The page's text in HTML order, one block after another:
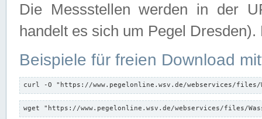
Die Messstellen werden in der
handelt es sich um Pegel
Beispiele für freien Download
curl -O "https://www.pegelonline.wsv.de/webservices/files/
wget "https://www.pegelonline.wsv.de/webservices/files/